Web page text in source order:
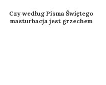
Czy według Pisma Świętego
masturbacja jest grzechem